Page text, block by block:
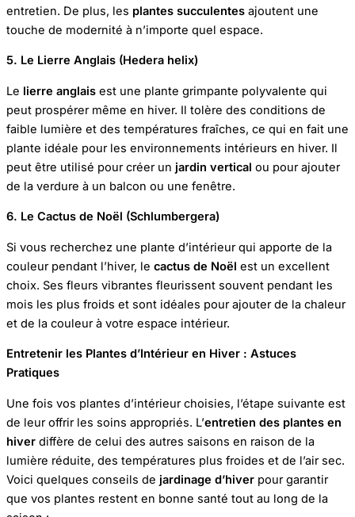
entretien. De plus, les plantes succulentes ajoutent une
touche de modernité à n’importe quel espace.
5. Le Lierre Anglais (Hedera helix)
Le lierre anglais est une plante grimpante polyvalente qui
peut prospérer même en hiver. Il tolère des conditions de
faible lumière et des températures fraîches, ce qui en fait une
plante idéale pour les environnements intérieurs en hiver. Il
peut être utilisé pour créer un jardin vertical ou pour ajouter
de la verdure à un balcon ou une fenêtre.
6. Le Cactus de Noël (Schlumbergera)
Si vous recherchez une plante d’intérieur qui apporte de la
couleur pendant l’hiver, le cactus de Noël est un excellent
choix. Ses fleurs vibrantes fleurissent souvent pendant les
mois les plus froids et sont idéales pour ajouter de la chaleur
et de la couleur à votre espace intérieur.
Entretenir les Plantes d’Intérieur en Hiver : Astuces
Pratiques
Une fois vos plantes d’intérieur choisies, l’étape suivante est
de leur offrir les soins appropriés. L’entretien des plantes en
hiver diffère de celui des autres saisons en raison de la
lumière réduite, des températures plus froides et de l’air sec.
Voici quelques conseils de jardinage d’hiver pour garantir
que vos plantes restent en bonne santé tout au long de la